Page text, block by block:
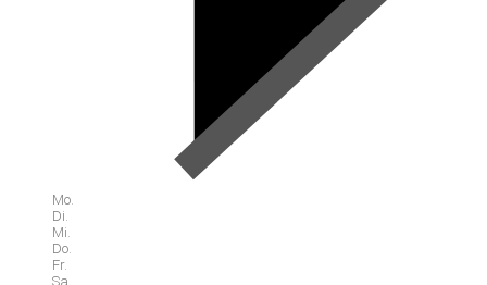
Mo.
Di.
Mi.
Do.
Fr.
Sa.